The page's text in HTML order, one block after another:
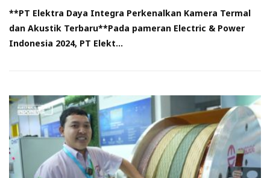
**PT Elektra Daya Integra Perkenalkan Kamera Termal
dan Akustik Terbaru**Pada pameran Electric & Power
Indonesia 2024, PT Elekt...